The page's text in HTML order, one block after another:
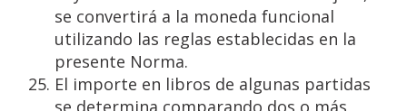
se convertirá a la moneda funcional
utilizando las reglas establecidas en la
presente Norma.
El importe en libros de algunas partidas